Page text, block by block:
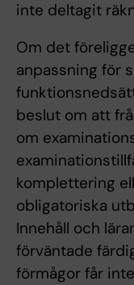
inte deltagit
Om det
anpassning för
beslut om att
om
komplettering
obligatoriska
Innehåll och
förväntade
förmågor får